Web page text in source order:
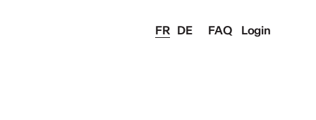
FAQ Login
FR DE